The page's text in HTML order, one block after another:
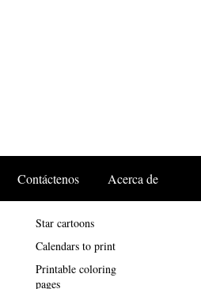
Contáctenos Acerca de
Star cartoons
Calendars to print
Printable coloring
pages